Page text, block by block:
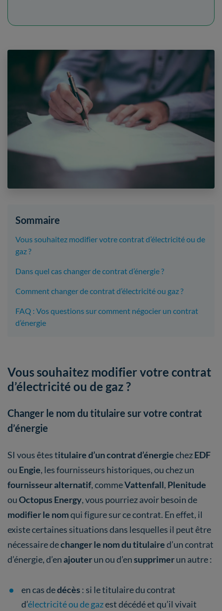
Sommaire
Vous souhaitez modifier votre contrat d’électricité ou de
gaz ?
Dans quel cas changer de contrat d’énergie ?
Comment changer de contrat d’électricité ou gaz ?
FAQ : Vos questions sur comment négocier un contrat
d’énergie
Vous souhaitez modifier votre contrat
d’électricité ou de gaz ?
Changer le nom du titulaire sur votre contrat
d’énergie
SI vous êtes titulaire d’un contrat d’énergiechezEDF
ou Engie, les fournisseurs historiques, ou chez un
fournisseur alternatif, commeVattenfall, Plenitude
ouOctopus Energy, vous pourriez avoir besoin de
modifier le nomqui figure sur ce contrat. En effet, il
existe certaines situations dans lesquelles il peut être
nécessaire dechanger le nom du titulaired’un contrat
d’énergie, d’enajouterun ou d’ensupprimerun autre :
en cas dedécès : si le titulaire du contrat
d’électricité ou de gazest décédé et qu’il vivait